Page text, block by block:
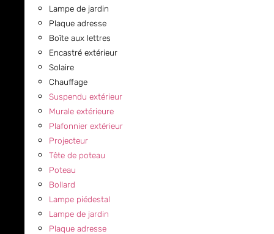
Lampe de jardin
Plaque adresse
Boîte aux lettres
Encastré extérieur
Solaire
Chauffage
Suspendu extérieur
Murale extérieure
Plafonnier extérieur
Projecteur
Tête de poteau
Poteau
Bollard
Lampe piédestal
Lampe de jardin
Plaque adresse